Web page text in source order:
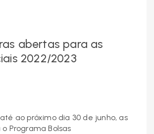
abertas para as
2022/2023
ao próximo dia 30 de junho, as
Programa Bolsas